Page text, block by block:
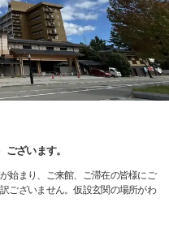
ざいます。
始まり、ご来館、ご滞在の皆様にご
ございません。仮設玄関の場所がわ